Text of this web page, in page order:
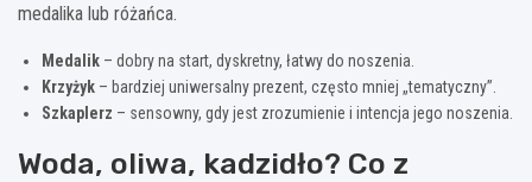
medalika lub różańca.
Medalik – dobry na start, dyskretny, łatwy do noszenia.
Krzyżyk – bardziej uniwersalny prezent, często mniej „tematyczny”.
Szkaplerz – sensowny, gdy jest zrozumienie i intencja jego noszenia.
Woda, oliwa, kadzidło? Co z